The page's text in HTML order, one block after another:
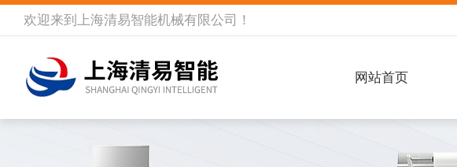
欢迎来到 上海清易智能机械有限公司 ！
网站首页